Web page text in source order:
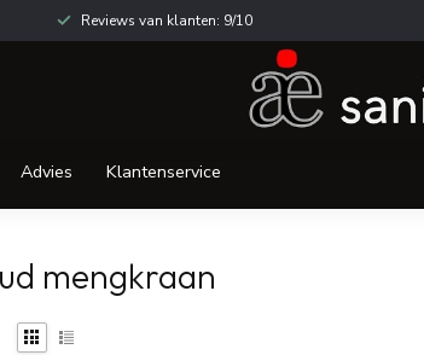
Reviews van klanten: 9/10
Advies Klantenservice
mengkraan